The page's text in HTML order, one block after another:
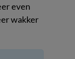
even
wakker